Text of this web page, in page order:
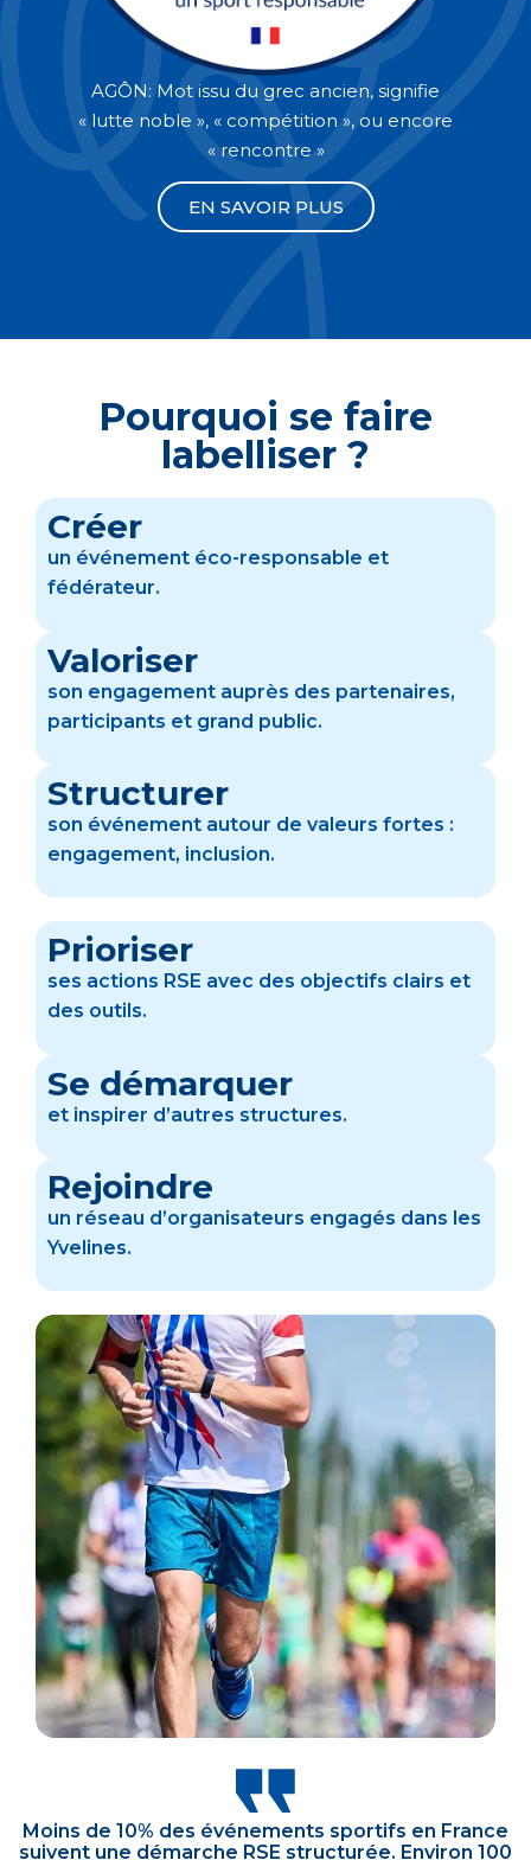
AGÔN: Mot issu du grec ancien, signifie
« lutte noble », « compétition », ou encore
« rencontre »
EN SAVOIR PLUS
Pourquoi se faire
labelliser ?
Créer
un événement éco-responsable et
fédérateur.
Valoriser
son engagement auprès des partenaires,
participants et grand public.
Structurer
son événement autour de valeurs fortes :
engagement, inclusion.
Prioriser
ses actions RSE avec des objectifs clairs et
des outils.
Se démarquer
et inspirer d’autres structures.
Rejoindre
un réseau d’organisateurs engagés dans les
Yvelines.
Moins de 10% des événements sportifs en France
suivent une démarche RSE structurée. Environ 100